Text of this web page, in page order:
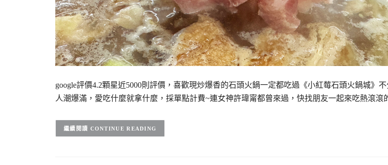
google評價4.2顆星近5000則評價，喜歡現炒爆香的石頭火鍋一定都吃過《小紅莓石頭火鍋城》
人潮爆滿，愛吃什麼就拿什麼，採單點計費~連女神許瑋甯都曾來過，快找朋友一起來吃熱滾滾
CONTINUE READING